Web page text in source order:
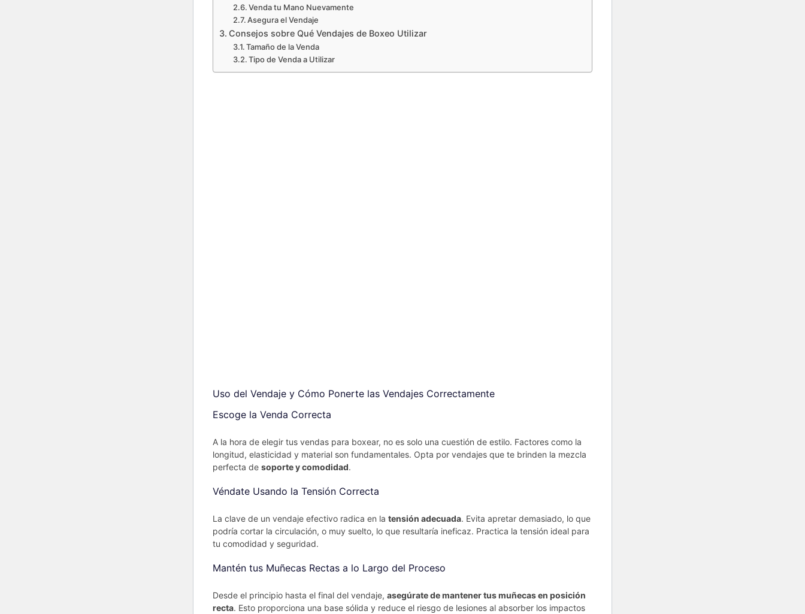
Venda tu Mano Nuevamente
Asegura el Vendaje
Consejos sobre Qué Vendajes de Boxeo Utilizar
Tamaño de la Venda
Tipo de Venda a Utilizar
Uso del Vendaje y Cómo Ponerte las Vendajes Correctamente
Escoge la Venda Correcta
A la hora de elegir tus vendas para boxear, no es solo una cuestión de estilo. Factores como la
longitud, elasticidad y material son fundamentales. Opta por vendajes que te brinden la mezcla
perfecta de soporte y comodidad.
Véndate Usando la Tensión Correcta
La clave de un vendaje efectivo radica en la tensión adecuada. Evita apretar demasiado, lo que
podría cortar la circulación, o muy suelto, lo que resultaría ineficaz. Practica la tensión ideal para
tu comodidad y seguridad.
Mantén tus Muñecas Rectas a lo Largo del Proceso
Desde el principio hasta el final del vendaje, asegúrate de mantener tus muñecas en posición
recta. Esto proporciona una base sólida y reduce el riesgo de lesiones al absorber los impactos